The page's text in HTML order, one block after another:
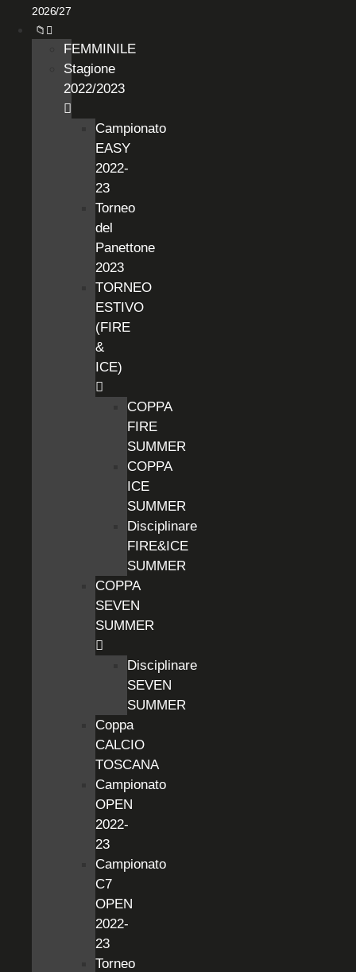
2026/27
📁
FEMMINILE
Stagione
2022/2023
Campionato
EASY
2022-
23
Torneo
del
Panettone
2023
TORNEO
ESTIVO
(FIRE
&
ICE)
COPPA
FIRE
SUMMER
COPPA
ICE
SUMMER
Disciplinare
FIRE&ICE
SUMMER
COPPA
SEVEN
SUMMER
Disciplinare
SEVEN
SUMMER
Coppa
CALCIO
TOSCANA
Campionato
OPEN
2022-
23
Campionato
C7
OPEN
2022-
23
Torneo